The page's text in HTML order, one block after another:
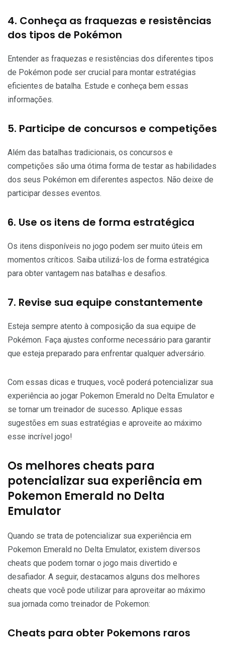
4. Conheça as fraquezas e resistências
dos tipos de Pokémon
Entender as fraquezas e resistências dos diferentes tipos
de Pokémon pode ser crucial para montar estratégias
eficientes de batalha. Estude e conheça bem essas
informações.
5. Participe de concursos e competições
Além das batalhas tradicionais, os concursos e
competições são uma ótima forma de testar as habilidades
dos seus Pokémon em diferentes aspectos. Não deixe de
participar desses eventos.
6. Use os itens de forma estratégica
Os itens disponíveis no jogo podem ser muito úteis em
momentos críticos. Saiba utilizá-los de forma estratégica
para obter vantagem nas batalhas e desafios.
7. Revise sua equipe constantemente
Esteja sempre atento à composição da sua equipe de
Pokémon. Faça ajustes conforme necessário para garantir
que esteja preparado para enfrentar qualquer adversário.
Com essas dicas e truques, você poderá potencializar sua
experiência ao jogar Pokemon Emerald no Delta Emulator e
se tornar um treinador de sucesso. Aplique essas
sugestões em suas estratégias e aproveite ao máximo
esse incrível jogo!
Os melhores cheats para
potencializar sua experiência em
Pokemon Emerald no Delta
Emulator
Quando se trata de potencializar sua experiência em
Pokemon Emerald no Delta Emulator, existem diversos
cheats que podem tornar o jogo mais divertido e
desafiador. A seguir, destacamos alguns dos melhores
cheats que você pode utilizar para aproveitar ao máximo
sua jornada como treinador de Pokemon:
Cheats para obter Pokemons raros